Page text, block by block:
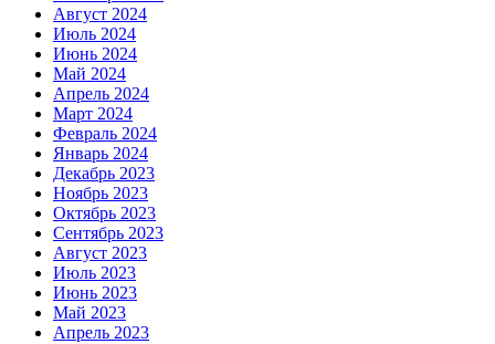
Август 2024
Июль 2024
Июнь 2024
Май 2024
Апрель 2024
Март 2024
Февраль 2024
Январь 2024
Декабрь 2023
Ноябрь 2023
Октябрь 2023
Сентябрь 2023
Август 2023
Июль 2023
Июнь 2023
Май 2023
Апрель 2023